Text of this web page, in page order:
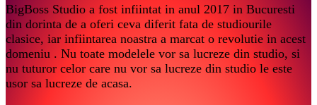
BigBoss Studio a fost infiintat in anul 2017 in Bucuresti
din dorinta de a oferi ceva diferit fata de studiourile
clasice, iar infiintarea noastra a marcat o revolutie in acest
domeniu . Nu toate modelele vor sa lucreze din studio, si
nu tuturor celor care nu vor sa lucreze din studio le este
usor sa lucreze de acasa.